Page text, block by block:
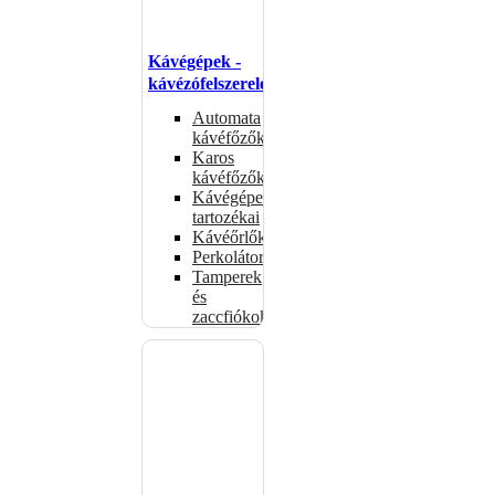
Kávégépek -
kávézófelszerelés
Automata
kávéfőzők
Karos
kávéfőzők
Kávégépek
tartozékai
Kávéőrlők
Perkolátorok
Tamperek
és
zaccfiókok